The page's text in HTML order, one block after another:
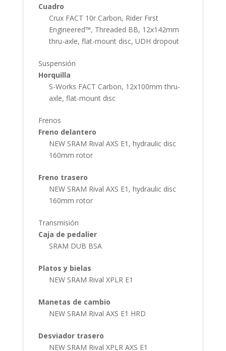
Cuadro
Crux FACT 10r Carbon, Rider First
Engineered™, Threaded BB, 12x142mm
thru-axle, flat-mount disc, UDH dropout
Suspensión
Horquilla
S-Works FACT Carbon, 12x100mm thru-
axle, flat-mount disc
Frenos
Freno delantero
NEW SRAM Rival AXS E1, hydraulic disc
160mm rotor
Freno trasero
NEW SRAM Rival AXS E1, hydraulic disc
160mm rotor
Transmisión
Caja de pedalier
SRAM DUB BSA
Platos y bielas
NEW SRAM Rival XPLR E1
Manetas de cambio
NEW SRAM Rival AXS E1 HRD
Desviador trasero
NEW SRAM Rival XPLR AXS E1